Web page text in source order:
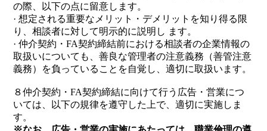
の際、以下の点に留意します。
· 想定される重要なメリット・デメリットを知り得る限
り、相談者に対して明示的に説明し ます。
· 仲介契約・FA契約締結前における相談者の企業情報の
取扱いについても、善良な管理者の注意義務（善管注意
義務）を負っていることを自覚し、適切に取扱います。
８仲介契約・FA契約締結に向けて行う広告・営業につ
いては、以下の規律を遵守した上で、適切に実施しま
す。